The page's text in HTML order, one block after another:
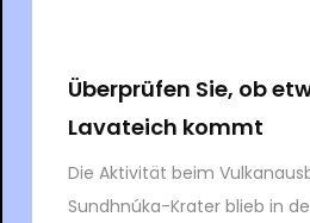
Überprüfen Sie, ob
Lavateich kommt
Die Aktivität beim
Sundhnúka-Krater blieb in